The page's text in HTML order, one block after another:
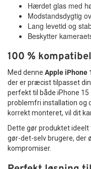
Hærdet glas med
Modstandsdygtig
Lang levetid og
Beskytter
100 %
Med denne Apple iPhone
der er præcist tilpasset
perfekt til både iPhone 15
problemfri installation og
korrekt monteret, vil dit
Dette gør produktet
gør-det-selv brugere, der
kompromiser.